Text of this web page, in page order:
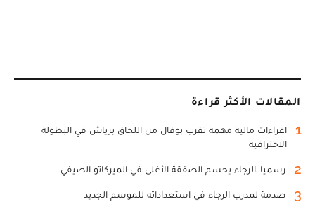
المقالات الأكثر قراءة
1
اغراءات مالية مهمة تقرب بوفال من اللحاق بزياش في البطولة
الاحترافية
2 رسميا..الرجاء يحسم الصفقة الأغلى في الميركاتو الصيفي
3 صدمة لمدرب الرجاء في استعداداته للموسم الجديد